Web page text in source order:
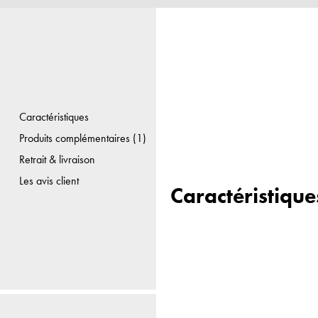
Caractéristiques
Produits complémentaires (1)
Retrait & livraison
Les avis client